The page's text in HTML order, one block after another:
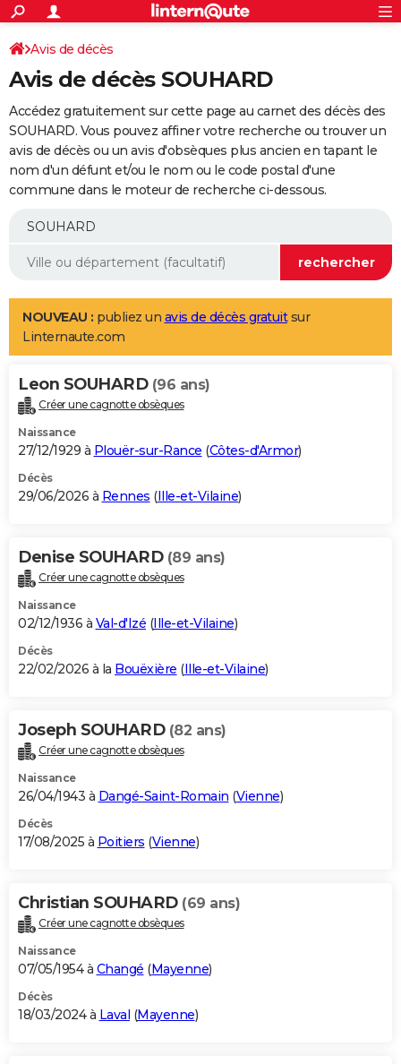
ACTUALITÉS
Politique
Société
Faits Divers
Education
Monde
Villes
+
SPORT
Coupe du monde 2026
Football
Tennis
Cyclisme
Rugby
Forum
Programme TV
TNT
Streaming
Cinéma
Sorties cinéma
Musique
+
FINANCE
Retraite
Epargne
Immobilier
Risques naturels par ville
Banque
Assurance
AUTO
Essais
Réserver un essai
Citadines
Berlines
SUV
Forum auto
+
Mobiles
Meilleur smartphone
Internet
Ordinateurs
Jeux vidéo
Guide high-tech
Aménagement intérieur
LIFESTYLE
Art de vivre
Bien-être
Loisirs
Mode
Modes de vie
Alimentation
Guide de la santé
Maladies
Médicaments
Sommeil
VOYAGE
Destinations
City break
Voyage nature
Voyage de noces
Forum
Climat
+PHOTO
GUIDES D'ACHAT
BONS PLANS
Carte de Noël
Carte Bonne année
Carte Saint-Valentin
Carte Pâques
Carte d'anniversaire
DICTIONNAIRE
Dictionnaire
Biographies
Citations
Expressions
Proverbes
PROGRAMME TV
S'inscrire
Se connecter
Lycées
Collèges
Primaires
Universités
Entreprises
Service militaire
Avis de recherche
AVIS DE DÉCÈS
Bricolage
Lifestyle
Culture
Sport
Auto
Television
Voyage
Cinema
Avis de décès
Avis de décès SOUHARD
Accédez gratuitement sur cette page au carnet des décès des
SOUHARD. Vous pouvez affiner votre recherche ou trouver un
avis de décès ou un avis d'obsèques plus ancien en tapant le
nom d'un défunt et/ou le nom ou le code postal d'une
commune dans le moteur de recherche ci-dessous.
NOUVEAU : publiez un avis de décès gratuitsur
Linternaute.com
Leon SOUHARD (96 ans)
Créer une cagnotte obsèques
Naissance
27/12/1929 à Plouër-sur-Rance (Côtes-d'Armor)
Décès
29/06/2026 à Rennes (Ille-et-Vilaine)
Denise SOUHARD (89 ans)
Créer une cagnotte obsèques
Naissance
02/12/1936 à Val-d'Izé (Ille-et-Vilaine)
Décès
22/02/2026 à la Bouëxière (Ille-et-Vilaine)
Joseph SOUHARD (82 ans)
Créer une cagnotte obsèques
Naissance
26/04/1943 à Dangé-Saint-Romain (Vienne)
Décès
17/08/2025 à Poitiers (Vienne)
Christian SOUHARD (69 ans)
Créer une cagnotte obsèques
Naissance
07/05/1954 à Changé (Mayenne)
Décès
18/03/2024 à Laval (Mayenne)